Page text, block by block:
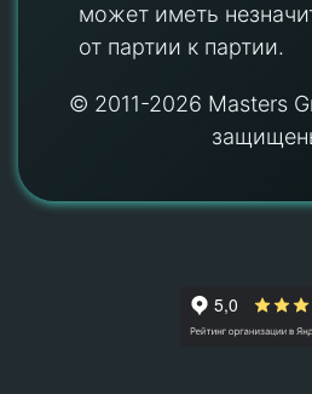
может иметь
от партии к партии.
© 2011-2026 Masters